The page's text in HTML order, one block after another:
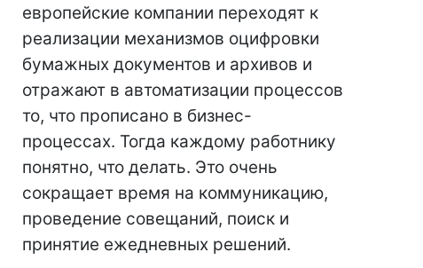
европейские компании переходят к
реализации механизмов оцифровки
бумажных документов и архивов и
отражают в автоматизации процессов
то, что прописано в бизнес-
процессах. Тогда каждому работнику
понятно, что делать. Это очень
сокращает время на коммуникацию,
проведение совещаний, поиск и
принятие ежедневных решений.